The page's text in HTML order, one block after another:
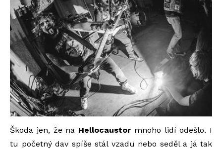
Škoda jen, že na Hellocaustor mnoho lidí odešlo. I
tu početný dav spíše stál vzadu nebo seděl a já tak